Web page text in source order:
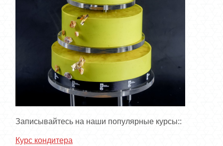
Записывайтесь на наши популярные курсы::
Курс кондитера